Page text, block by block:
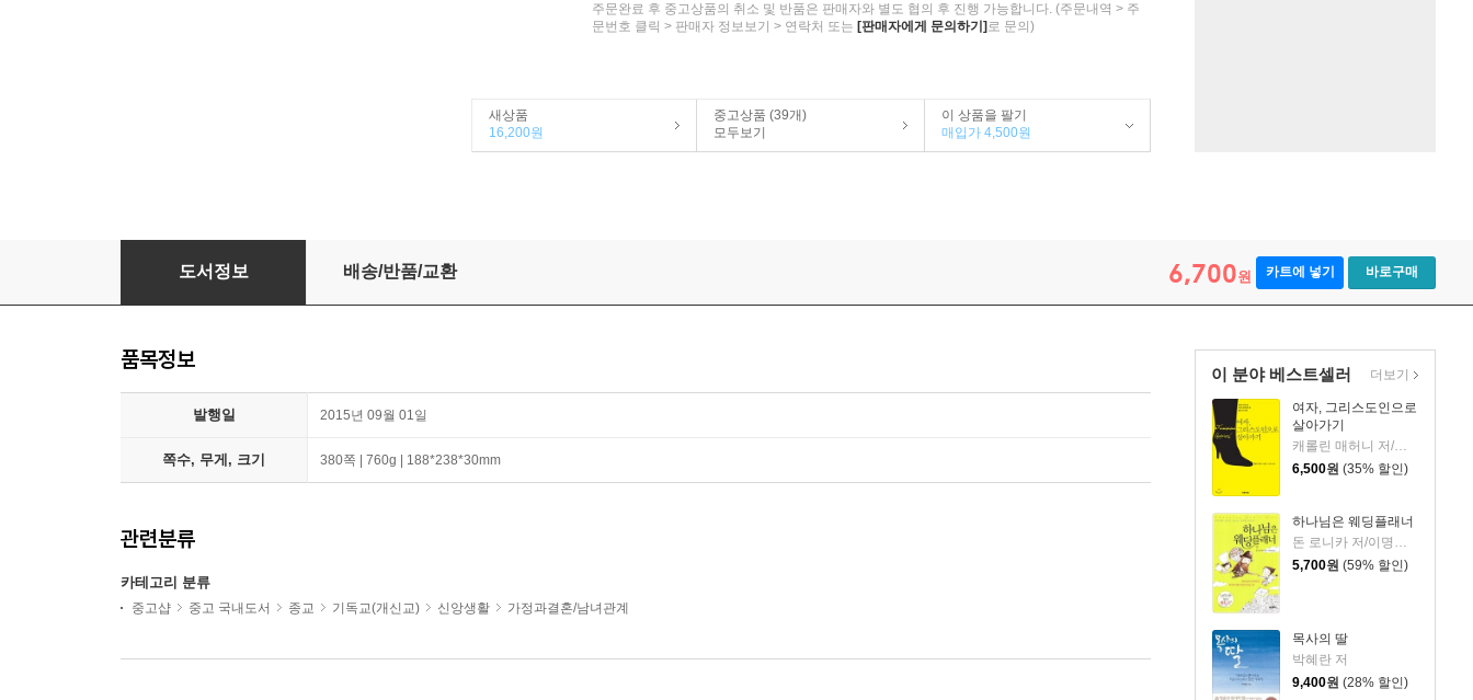
주문완료 후 중고상품의 취소 및 반품은 판매자와 별도 협의 후 진행 가능합니다. (주문내역 > 주
문번호 클릭 > 판매자 정보보기 > 연락처 또는 [판매자에게 문의하기] 로 문의)
새상품
16,200원
중고상품 (39개)
모두보기
이 상품을 팔기
매입가 4,500원
도서정보 배송/반품/교환 6,700원 카트에 넣기 바로구매
이 분야 베스트셀러
여자, 그리스도인으로
살아가기
캐롤린 매허니 저/조계광 역
6,500원 (35% 할인)
하나님은 웨딩플래너
돈 로니카 저/이명숙 역
5,700원 (59% 할인)
목사의 딸
박혜란 저
9,400원 (28% 할인)
더보기
품목정보
발행일 2015년 09월 01일
쪽수, 무게, 크기 380쪽 | 760g | 188*238*30mm
관련분류
카테고리 분류
중고샵 중고 국내도서 종교 기독교(개신교) 신앙생활 가정과결혼/남녀관계